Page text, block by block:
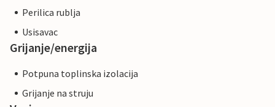
Perilica rublja
Usisavac
Grijanje/energija
Potpuna toplinska izolacija
Grijanje na struju